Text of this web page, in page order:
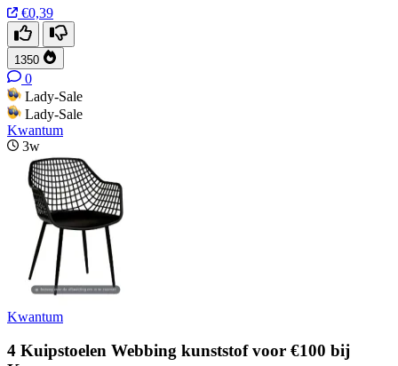
€0,39
1350
0
Lady-Sale
Lady-Sale
Kwantum
3w
Kwantum
4 Kuipstoelen Webbing kunststof voor €100 bij